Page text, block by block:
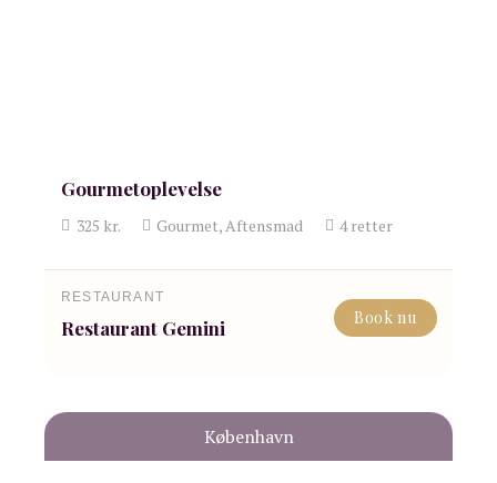
Gourmetoplevelse
325 kr. Gourmet, Aftensmad 4retter
RESTAURANT
Restaurant Gemini Book nu
København